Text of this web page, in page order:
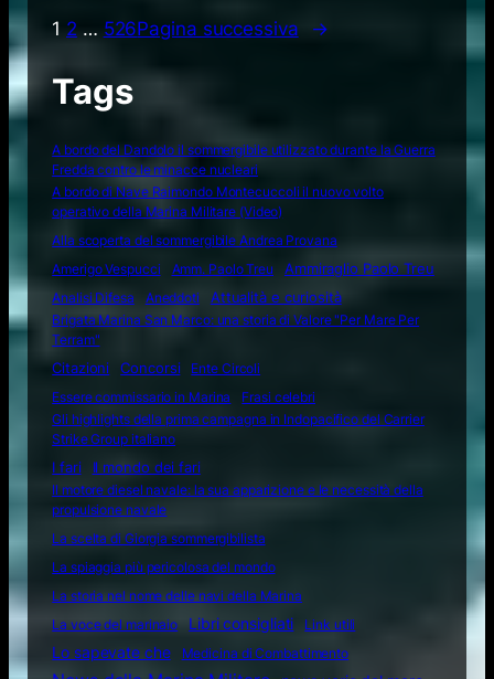
1 2 … 526Pagina successiva →
Tags
A bordo del Dandolo il sommergibile utilizzato durante la Guerra
Fredda contro le minacce nucleari
A bordo di Nave Raimondo Montecuccoli il nuovo volto
operativo della Marina Militare (Video)
Alla scoperta del sommergibile Andrea Provana
Amerigo Vespucci
Amm. Paolo Treu
Ammiraglio Paolo Treu
Analisi Difesa
Aneddoti Attualità e curiosità
Brigata Marina San Marco: una storia di Valore "Per Mare Per
Terram"
Citazioni
Concorsi
Ente Circoli
Essere commissario in Marina
Frasi celebri
Gli highlights della prima campagna in Indopacifico del Carrier
Strike Group italiano
I fari
Il mondo dei fari
Il motore diesel navale: la sua apparizione e le necessità della
propulsione navale
La scelta di Giorgia sommergibilista
La spiaggia più pericolosa del mondo
La storia nel nome delle navi della Marina
La voce del marinaio
Libri consigliati Link utili
Lo sapevate che Medicina di Combattimento